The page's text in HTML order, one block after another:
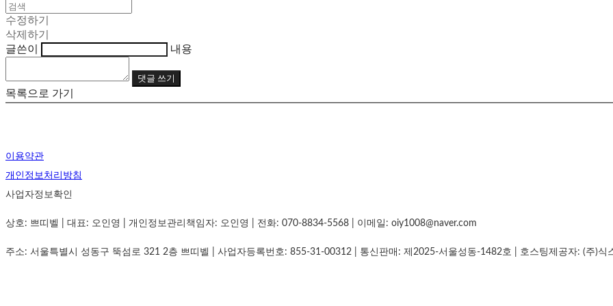
수정하기
삭제하기
글쓴이
내용
댓글 쓰기
목록으로 가기
이용약관
개인정보처리방침
사업자정보확인
상호: 쁘띠벨 | 대표: 오인영 | 개인정보관리책임자: 오인영 | 전화: 070-8834-5568 | 이메일: oiy1008@naver.com
주소: 서울특별시 성동구 뚝섬로 321 2층 쁘띠벨 | 사업자등록번호: 855-31-00312 | 통신판매: 제2025-서울성동-1482호 | 호스팅제공자: (주)식